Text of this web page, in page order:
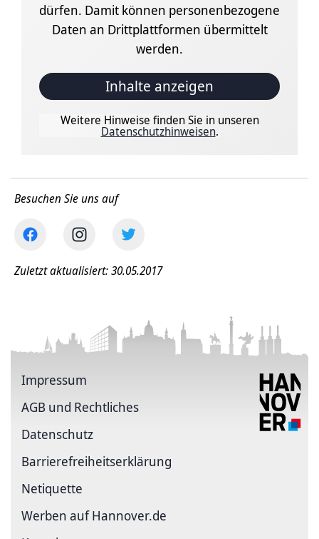
dürfen. Damit können personenbezogene
Daten an Drittplattformen übermittelt
werden.
Inhalte anzeigen
Weitere Hinweise finden Sie in unseren
Datenschutzhinweisen.
Besuchen Sie uns auf
Zuletzt aktualisiert: 30.05.2017
Impressum
AGB und Rechtliches
Datenschutz
Barriere­freiheits­erklärung
Netiquette
Werben auf Hannover.de